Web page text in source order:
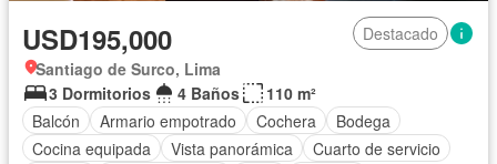
USD195,000
Destacado
Santiago de Surco, Lima
3 Dormitorios
4 Baños
110 m²
Balcón
Armario empotrado Cochera
Bodega
Cocina equipada
Vista panorámica
Cuarto de servicio